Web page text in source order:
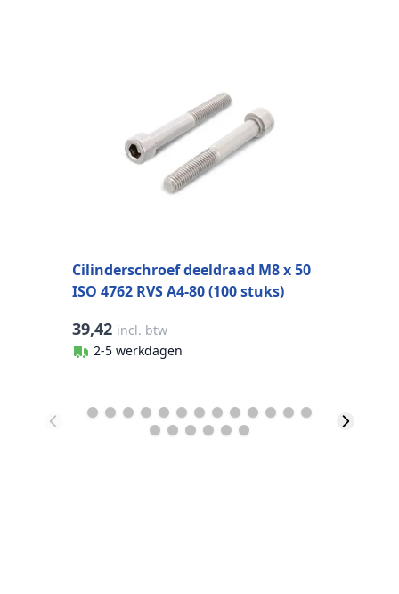
Cilinderschroef deeldraad M8 x 50
ISO 4762 RVS A4-80 (100 stuks)
39,42 incl. btw
2-5 werkdagen